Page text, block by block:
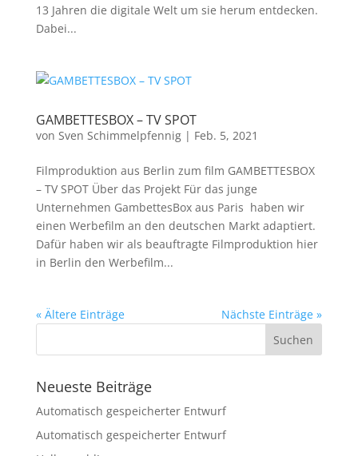
13 Jahren die digitale Welt um sie herum entdecken.
Dabei...
GAMBETTESBOX – TV SPOT
von Sven Schimmelpfennig| Feb. 5, 2021
Filmproduktion aus Berlin zum film GAMBETTESBOX
– TV SPOT Über das Projekt Für das junge
Unternehmen GambettesBox aus Paris haben wir
einen Werbefilm an den deutschen Markt adaptiert.
Dafür haben wir als beauftragte Filmproduktion hier
in Berlin den Werbefilm...
« Ältere Einträge Nächste Einträge »
Neueste Beiträge
Automatisch gespeicherter Entwurf
Automatisch gespeicherter Entwurf